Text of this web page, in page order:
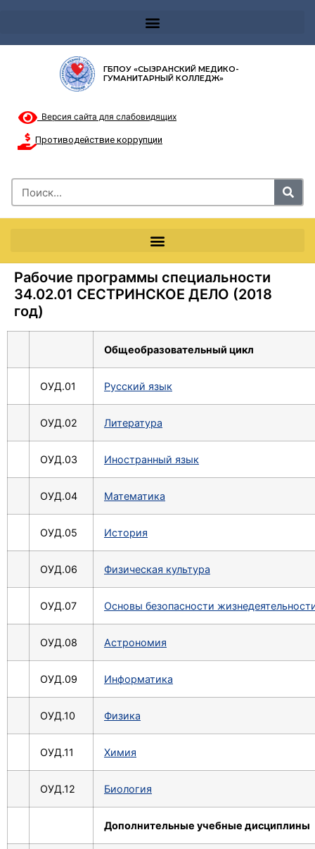
ГБПОУ «СЫЗРАНСКИЙ МЕДИКО-
ГУМАНИТАРНЫЙ КОЛЛЕДЖ»
Версия сайта для слабовидящих
Противодействие коррупции
Рабочие программы специальности
34.02.01 СЕСТРИНСКОЕ ДЕЛО (2018
год)
Общеобразовательный цикл
ОУД.01 Русский язык
ОУД.02 Литература
ОУД.03 Иностранный язык
ОУД.04 Математика
ОУД.05 История
ОУД.06 Физическая культура
ОУД.07 Основы безопасности
ОУД.08 Астрономия
ОУД.09 Информатика
ОУД.10 Физика
ОУД.11 Химия
ОУД.12 Биология
Дополнительные учебные дисциплины